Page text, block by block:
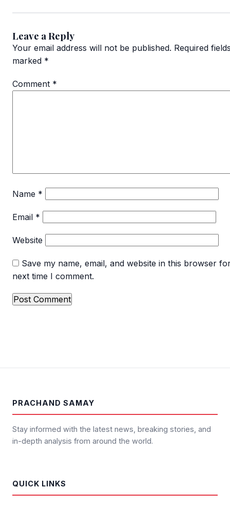
Leave a Reply
Your email address will not be published. Required
marked *
Comment *
Name *
Email *
Website
Save my name, email, and website in this browser
next time I comment.
PRACHAND SAMAY
Stay informed with the latest news, breaking stories, and
in-depth analysis from around the world.
QUICK LINKS